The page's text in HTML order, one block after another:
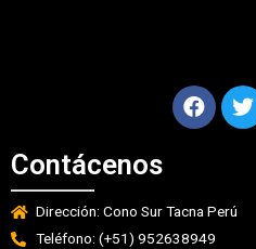
Contácenos
Dirección: Cono Sur Tacna Perú
Teléfono: (+51) 952638949